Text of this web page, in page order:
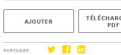
AJOUTER PDF
PARTAGER